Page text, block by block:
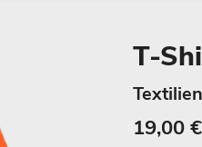
T-
19,00 €